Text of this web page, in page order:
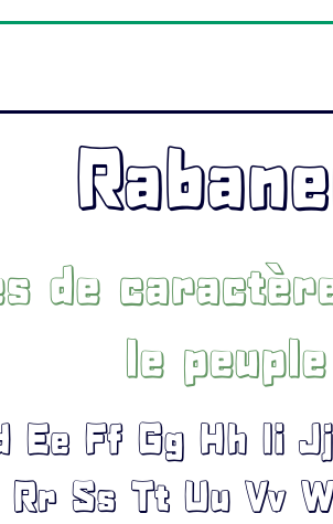
de
le
Ee Ff Gg Hh Ii
Rr Ss Tt Uu Vv